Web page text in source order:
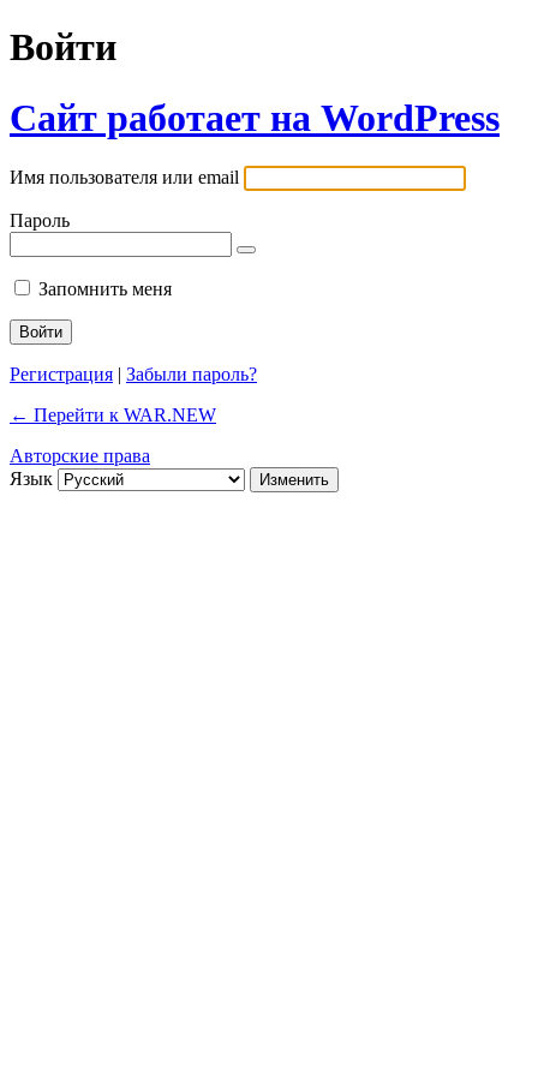
Войти
Сайт работает на WordPress
Имя пользователя или email
Пароль
Запомнить меня
Регистрация | Забыли пароль?
← Перейти к WAR.NEW
Авторские права
Язык